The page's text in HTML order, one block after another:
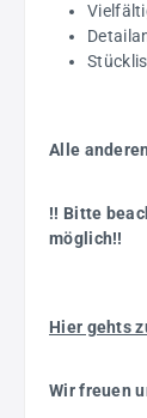
Alle
!! Bitte
möglich!!
Hier gehts
Wir freuen